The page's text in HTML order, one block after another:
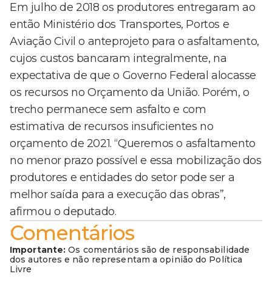
Em julho de 2018 os produtores entregaram ao
então Ministério dos Transportes, Portos e
Aviação Civil o anteprojeto para o asfaltamento,
cujos custos bancaram integralmente, na
expectativa de que o Governo Federal alocasse
os recursos no Orçamento da União. Porém, o
trecho permanece sem asfalto e com
estimativa de recursos insuficientes no
orçamento de 2021. “Queremos o asfaltamento
no menor prazo possível e essa mobilização dos
produtores e entidades do setor pode ser a
melhor saída para a execução das obras”,
afirmou o deputado.
Comentários
Importante: Os comentários são de responsabilidade
dos autores e não representam a opinião do Política
Livre